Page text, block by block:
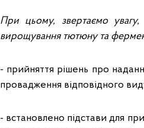
При цьому, звертаємо
вирощування тютюну та
- прийняття рішень про
провадження відповідного
- встановлено підстави для